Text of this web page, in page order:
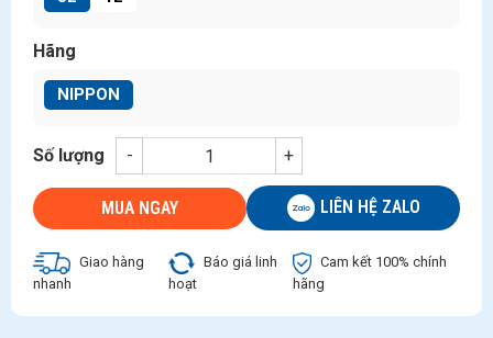
Hãng
NIPPON
Số lượng - +
MUA NGAY LIÊN HỆ ZALO
Giao hàng
nhanh
Báo giá linh
hoạt
Cam kết 100% chính
hãng